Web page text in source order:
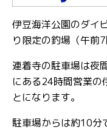
伊豆海洋公園のダイ
り限定の釣場（午前
連着寺の駐車場は夜
にある24時間営業の
とになります。
駐車場からは約10分